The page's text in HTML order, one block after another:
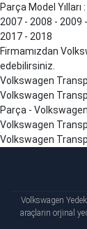
Parça Model
2007 - 2008 - 2009
2017 - 2018
Firmamızdan
edebilirsiniz.
Volkswagen
Volkswagen
Parça - Volkswagen
Volkswagen
Volkswagen
Volkswagen
araçların orjinal